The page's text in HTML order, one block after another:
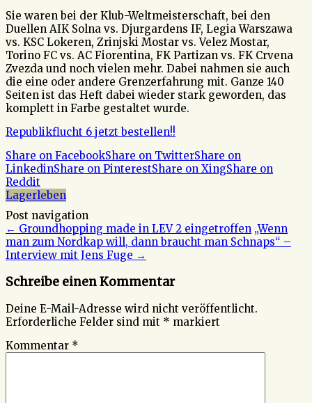
Sie waren bei der Klub-Weltmeisterschaft, bei den
Duellen AIK Solna vs. Djurgardens IF, Legia Warszawa
vs. KSC Lokeren, Zrinjski Mostar vs. Velez Mostar,
Torino FC vs. AC Fiorentina, FK Partizan vs. FK Crvena
Zvezda und noch vielen mehr. Dabei nahmen sie auch
die eine oder andere Grenzerfahrung mit. Ganze 140
Seiten ist das Heft dabei wieder stark geworden, das
komplett in Farbe gestaltet wurde.
Republikflucht 6 jetzt bestellen!!
Share on FacebookShare on TwitterShare on
LinkedinShare on PinterestShare on XingShare on
Reddit
Lagerleben
Post navigation
← Groundhopping made in LEV 2 eingetroffen „Wenn
man zum Nordkap will, dann braucht man Schnaps“ –
Interview mit Jens Fuge →
Schreibe einen Kommentar
Deine E-Mail-Adresse wird nicht veröffentlicht.
Erforderliche Felder sind mit * markiert
Kommentar *